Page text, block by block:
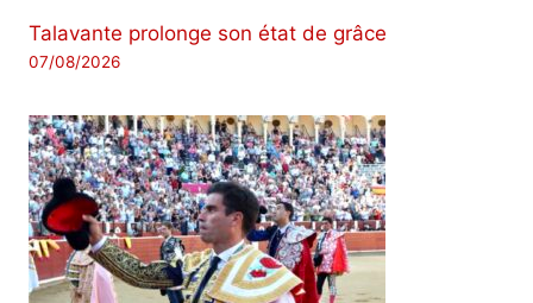
Talavante prolonge son état de grâce
07/08/2026